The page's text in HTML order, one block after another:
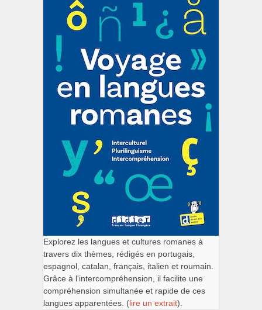
Explorez les langues et cultures romanes à
travers dix thèmes, rédigés en portugais,
espagnol, catalan, français, italien et roumain.
Grâce à l'intercompréhension, il facilite une
compréhension simultanée et rapide de ces
langues apparentées. (lire un extrait).